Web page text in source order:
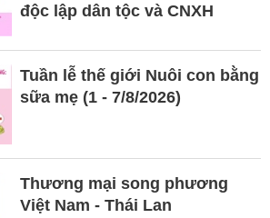
độc lập dân tộc và CNXH
Tuần lễ thế giới Nuôi con bằng
sữa mẹ (1 - 7/8/2026)
Thương mại song phương
Việt Nam - Thái Lan